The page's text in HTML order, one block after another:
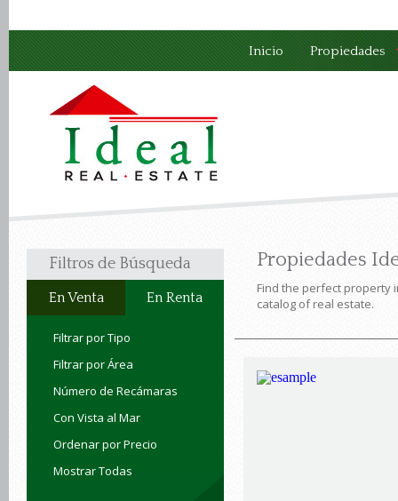
Inicio Propiedades
Filtros de Búsqueda
En Venta En Renta
Filtrar por Tipo
Filtrar por Área
Número de Recámaras
Con Vista al Mar
Ordenar por Precio
Mostrar Todas
Propiedades
Find the perfect property
catalog of real estate.